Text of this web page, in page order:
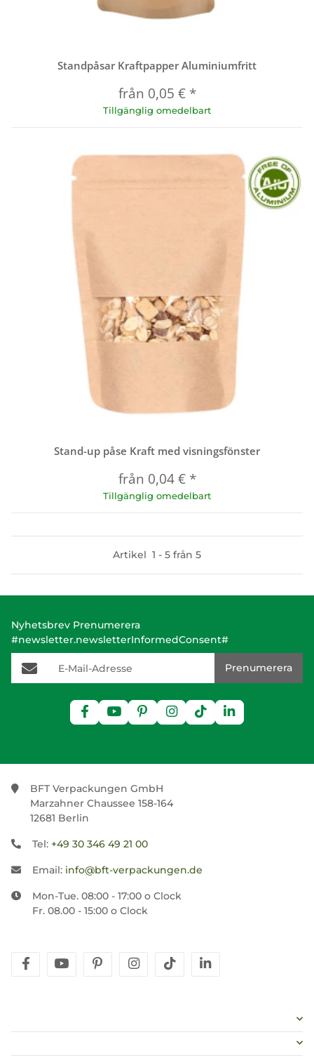
Standpåsar Kraftpapper Aluminiumfritt
från 0,05 € *
Tillgänglig omedelbart
Stand-up påse Kraft med visningsfönster
från 0,04 € *
Tillgänglig omedelbart
Artikel 1 - 5 från 5
Nyhetsbrev Prenumerera
#newsletter.newsletterInformedConsent#
E-Mail-Adresse
Prenumerera
BFT Verpackungen GmbH
Marzahner Chaussee 158-164
12681 Berlin
Tel: +49 30 346 49 21 00
Email: info@bft-verpackungen.de
Mon-Tue. 08:00 - 17:00 o Clock
Fr. 08.00 - 15:00 o Clock
facebookyoutubepinterestinstagram
tiktok